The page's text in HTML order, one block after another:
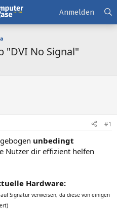
Anmelden
"DVI No Signal"
#1
unbedingt
Nutzer dir effizient helfen
Hardware:
Signatur verweisen, da diese von einigen